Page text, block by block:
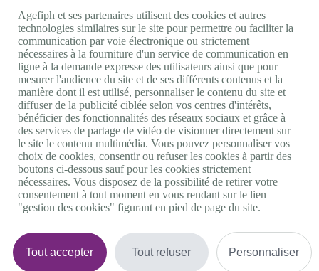
Nos autres sites
Site portail Agefiph
Activateur de progrès
Handinnov
Innovation et recherche
Université du RRH
Service AppuiPro
Nous suivre
Youtube
Linkedin
Facebook
Twitter
0 800 11 10 09Services & appel gratuitsDe 9h à 18h.
Nous contacter
Agefiph et ses partenaires utilisent des cookies et autres
technologies similaires sur le site pour permettre ou faciliter la
communication par voie électronique ou strictement
nécessaires à la fourniture d'un service de communication en
ligne à la demande expresse des utilisateurs ainsi que pour
mesurer l'audience du site et de ses différents contenus et la
manière dont il est utilisé, personnaliser le contenu du site et
diffuser de la publicité ciblée selon vos centres d'intérêts,
bénéficier des fonctionnalités des réseaux sociaux et grâce à
des services de partage de vidéo de visionner directement sur
le site le contenu multimédia. Vous pouvez personnaliser vos
choix de cookies, consentir ou refuser les cookies à partir des
boutons ci-dessous sauf pour les cookies strictement
nécessaires. Vous disposez de la possibilité de retirer votre
consentement à tout moment en vous rendant sur le lien
"gestion des cookies" figurant en pied de page du site.
Tout accepter Tout refuser Personnaliser